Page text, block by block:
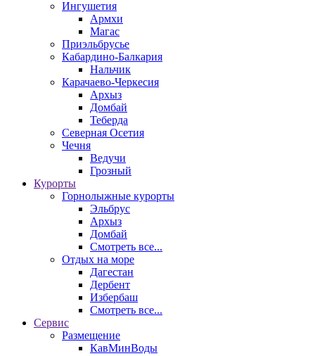
Ингушетия
Армхи
Магас
Приэльбрусье
Кабардино-Балкария
Нальчик
Карачаево-Черкесия
Архыз
Домбай
Теберда
Северная Осетия
Чечня
Ведучи
Грозный
Курорты
Горнолыжные курорты
Эльбрус
Архыз
Домбай
Смотреть все...
Отдых на море
Дагестан
Дербент
Избербаш
Смотреть все...
Сервис
Размещение
КавМинВоды